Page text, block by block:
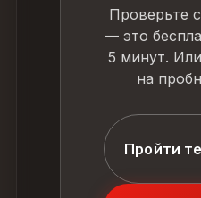
Проверьте
— это
5 минут.
на
Пройти